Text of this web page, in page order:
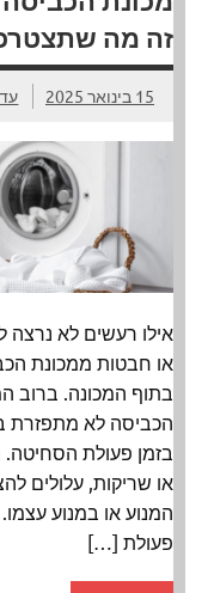
זה מה
15 בינואר 2025
אילו רעשים לא נרצה
או חבטות ממכונת
בתוף המכונה. ברוב
הכביסה לא מתפזרת
בזמן פעולת הסחיטה.
או שריקות, עלולים
המנוע או במנוע
פעולת […]